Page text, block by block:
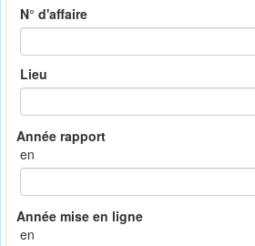
N° d'affaire
Lieu
en
en